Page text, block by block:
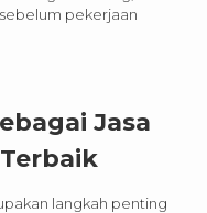
pekerjaan
Jasa
langkah penting